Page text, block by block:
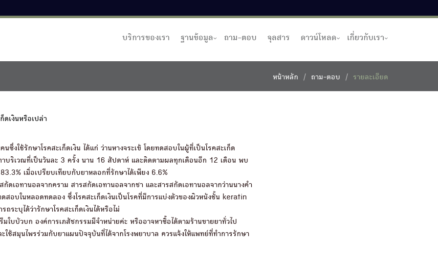
บริการของเรา ฐานข้อมูล ถาม-ตอบ จุลสาร ดาวน์โหลด เกี่ยวกับเรา
หน้าหลัก ถาม-ตอบ รายละเอียด
ดเงินหรือเปล่า
ซึ่งใช้รักษาโรคสะเก็ดเงิน ได้แก่ ว่านหางจระเข้ โดยทดสอบในผู้ที่เป็นโรคสะเก็ด
าบริเวณที่เป็นวันละ 3 ครั้ง นาน 16 สัปดาห์ และติดตามผลทุกเดือนอีก 12 เดือน พบ
83.3% เมื่อเปรียบเทียบกับยาหลอกที่รักษาได้เพียง 6.6%
นอลจากคราม สารสกัดเอทานอลจากชา และสารสกัดเอทานอลจากว่านนางคำ
อบในหลอดทดลอง ซึ่งโรคสะเก็ดเงินเป็นโรคที่มีการแบ่งตัวของผิวหนังชั้น keratin
ระบุได้ว่ารักษาโรคสะเก็ดเงินได้หรือไม่
ก องค์การเภสัชกรรมมีจำหน่ายค่ะ หรืออาจหาซื้อได้ตามร้านขายยาทั่วไป
ใช้สมุนไพรร่วมกับยาแผนปัจจุบันที่ได้จากโรงพยาบาล ควรแจ้งให้แพทย์ที่ทำการรักษา